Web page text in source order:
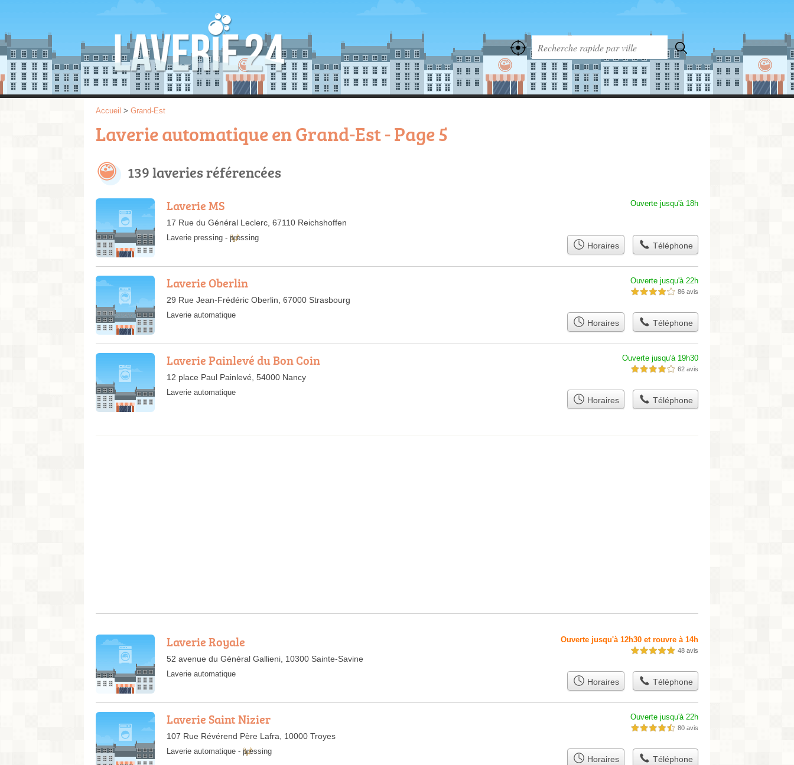
Accueil > Grand-Est
Laverie automatique en Grand-Est - Page 5
139 laveries référencées
Laverie MS
17 Rue du Général Leclerc, 67110 Reichshoffen
Ouverte jusqu'à 18h
Laverie pressing - pressing
Horaires Téléphone
Laverie Oberlin
29 Rue Jean-Frédéric Oberlin, 67000 Strasbourg
Ouverte jusqu'à 22h
4,0 étoiles sur 5 86 avis
Laverie automatique
Horaires Téléphone
Laverie Painlevé du Bon Coin
12 place Paul Painlevé, 54000 Nancy
Ouverte jusqu'à 19h30
4,0 étoiles sur 5 62 avis
Laverie automatique
Horaires Téléphone
Laverie Royale
52 avenue du Général Gallieni, 10300 Sainte-Savine
Ouverte jusqu'à 12h30 et rouvre à 14h
5,0 étoiles sur 5 48 avis
Laverie automatique
Horaires Téléphone
Laverie Saint Nizier
107 Rue Révérend Père Lafra, 10000 Troyes
Ouverte jusqu'à 22h
4,5 étoiles sur 5 80 avis
Laverie automatique - pressing
Horaires Téléphone